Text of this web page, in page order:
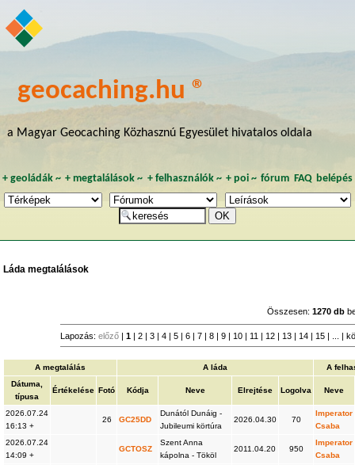
geocaching.hu ®
a Magyar Geocaching Közhasznú Egyesület hivatalos oldala
+ geoládák~ +megtalálások ~ + felhasználók~ + poi~ fórum FAQ belépés
Láda megtalálások
Összesen:1270 db
Lapozás:előző |1 | 2 | 3 | 4 | 5 | 6 | 7 | 8 | 9 | 10 | 11 | 12 | 13 | 14 | 15 | ... |
A megtalálás A láda
A
Dátuma,
típusa
Értékelése Fotó Kódja Neve Elrejtése Logolva Neve
2026.07.24
16:13 +
26 GC25DD
Dunától Dunáig -
Jubileumi körtúra
2026.04.30 70
Imperator
Csaba
2026.07.24
14:09 +
GCTOSZ
Szent Anna
kápolna - Tököl
2011.04.20 950
Imperator
Csaba